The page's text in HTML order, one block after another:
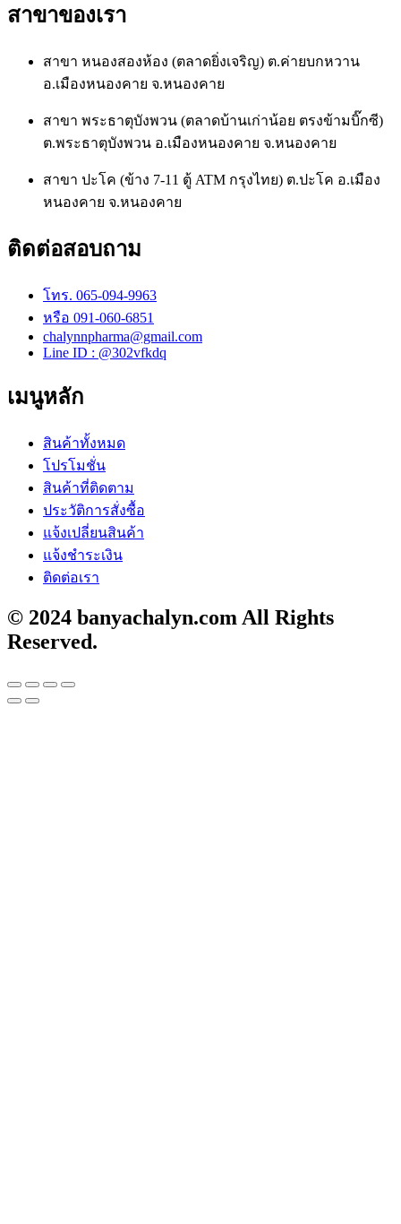
สาขาของเรา
สาขา หนองสองห้อง (ตลาดยิ่งเจริญ) ต.ค่ายบกหวาน
อ.เมืองหนองคาย จ.หนองคาย
สาขา พระธาตุบังพวน (ตลาดบ้านเก่าน้อย ตรงข้ามบิ๊กซี)
ต.พระธาตุบังพวน อ.เมืองหนองคาย จ.หนองคาย
สาขา ปะโค (ข้าง 7-11 ตู้ ATM กรุงไทย) ต.ปะโค อ.เมือง
หนองคาย จ.หนองคาย
ติดต่อสอบถาม
โทร. 065-094-9963
หรือ 091-060-6851
chalynnpharma@gmail.com
Line ID : @302vfkdq
เมนูหลัก
สินค้าทั้งหมด
โปรโมชั่น
สินค้าที่ติดตาม
ประวัติการสั่งซื้อ
แจ้งเปลี่ยนสินค้า
แจ้งชำระเงิน
ติดต่อเรา
© 2024 banyachalyn.com All Rights
Reserved.